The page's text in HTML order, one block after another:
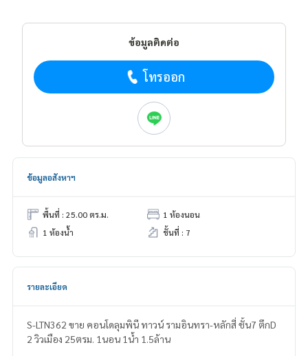
ข้อมูลติดต่อ
โทรออก
ข้อมูลอสังหาฯ
พื้นที่ : 25.00 ตร.ม.
1 ห้องนอน
1 ห้องน้ำ
ชั้นที่ : 7
รายละเอียด
S-LTN362 ขาย คอนโดลุมพินี ทาวน์ รามอินทรา-หลักสี่ ชั้น7 ตึกD
2 วิวเมือง 25ตรม. 1นอน 1น้ำ 1.5ล้าน